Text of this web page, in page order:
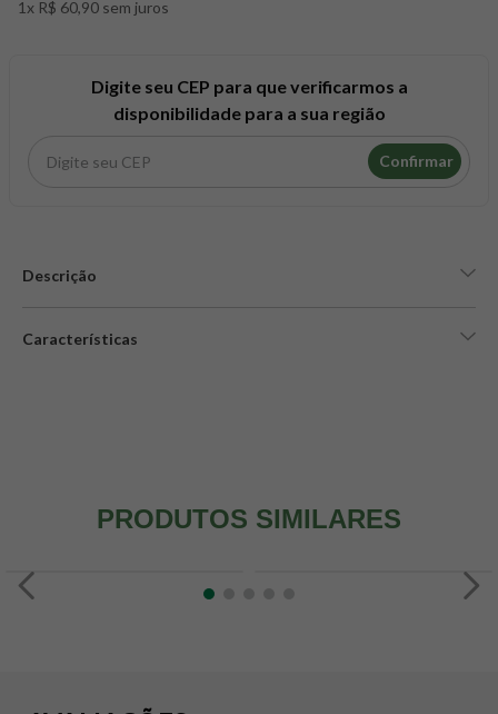
1x R$ 60,90 sem juros
Digite seu CEP para que verificarmos a
disponibilidade para a sua região
Confirmar
Descrição
Características
PRODUTOS SIMILARES
8º snack proteico mundo verde
creatina mundo verde